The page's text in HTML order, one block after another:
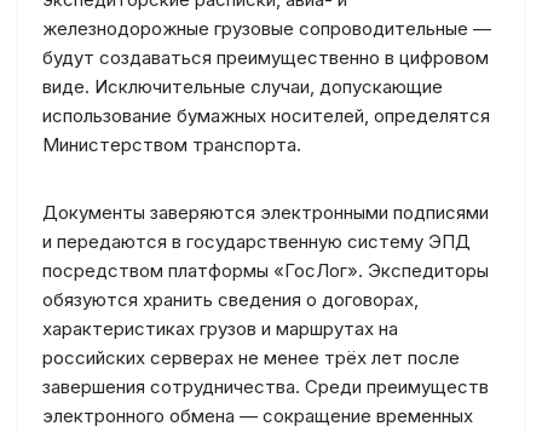
железнодорожные грузовые сопроводительные —
будут создаваться преимущественно в цифровом
виде. Исключительные случаи, допускающие
использование бумажных носителей, определятся
Министерством транспорта.
Документы заверяются электронными подписями
и передаются в государственную систему ЭПД
посредством платформы «ГосЛог». Экспедиторы
обязуются хранить сведения о договорах,
характеристиках грузов и маршрутах на
российских серверах не менее трёх лет после
завершения сотрудничества. Среди преимуществ
электронного обмена — сокращение временных